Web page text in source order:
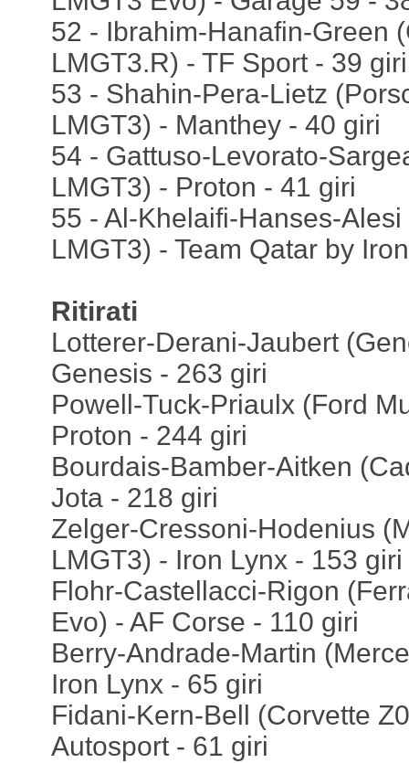
52 - Ibrahim-Hanafin-Green
LMGT3.R) - TF Sport - 39 giri
53 - Shahin-Pera-Lietz
LMGT3) - Manthey - 40 giri
54 - Gattuso-Levorato-
LMGT3) - Proton - 41 giri
55 - Al-Khelaifi-Hanses-
LMGT3) - Team Qatar by
Ritirati
Lotterer-Derani-Jaubert
Genesis - 263 giri
Powell-Tuck-Priaulx (Ford
Proton - 244 giri
Bourdais-Bamber-Aitken
Jota - 218 giri
Zelger-Cressoni-Hodenius
LMGT3) - Iron Lynx - 153 giri
Flohr-Castellacci-Rigon
Evo) - AF Corse - 110 giri
Berry-Andrade-Martin
Iron Lynx - 65 giri
Fidani-Kern-Bell (Corvette
Autosport - 61 giri